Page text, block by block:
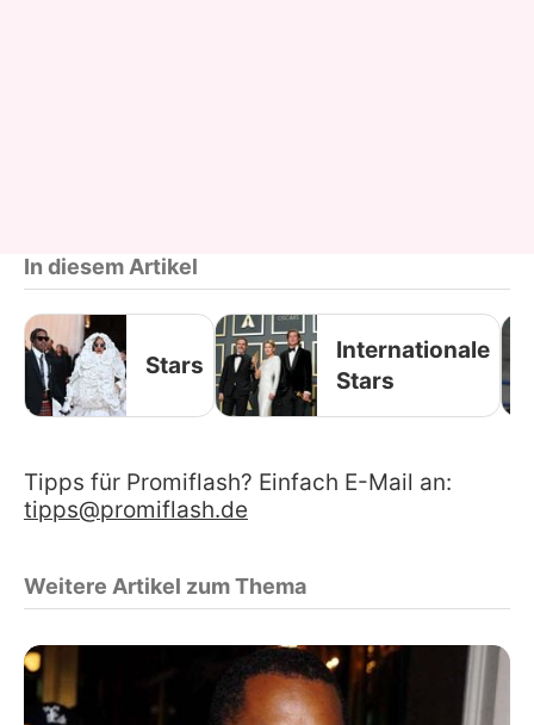
In diesem Artikel
Stars
Internationale
Stars
Tipps für Promiflash? Einfach E-Mail an:
tipps@promiflash.de
Weitere Artikel zum Thema